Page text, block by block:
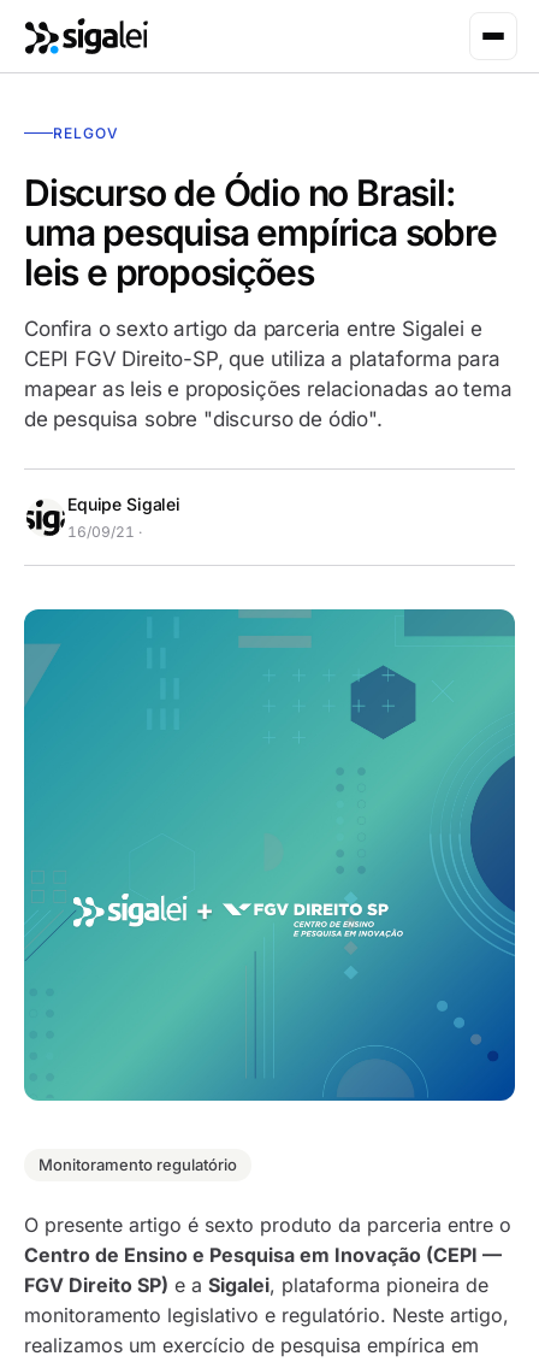
RELGOV
Discurso de Ódio no Brasil:
uma pesquisa empírica sobre
leis e proposições
Confira o sexto artigo da parceria entre Sigalei e
CEPI FGV Direito-SP, que utiliza a plataforma para
mapear as leis e proposições relacionadas ao tema
de pesquisa sobre "discurso de ódio".
Equipe Sigalei
16/09/21 ·
Monitoramento regulatório
O presente artigo é sexto produto da parceria entre o
Centro de Ensino e Pesquisa em Inovação (CEPI —
FGV Direito SP) e a Sigalei, plataforma pioneira de
monitoramento legislativo e regulatório. Neste artigo,
realizamos um exercício de pesquisa empírica em